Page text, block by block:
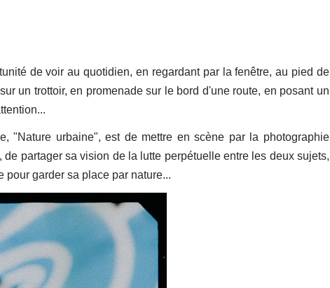
de voir au quotidien, en regardant par la fenêtre, au pied de
un trottoir, en promenade sur le bord d'une route, en posant un
"Nature urbaine", est de mettre en scène par la photographie
partager sa vision de la lutte perpétuelle entre les deux sujets,
pour garder sa place par nature...